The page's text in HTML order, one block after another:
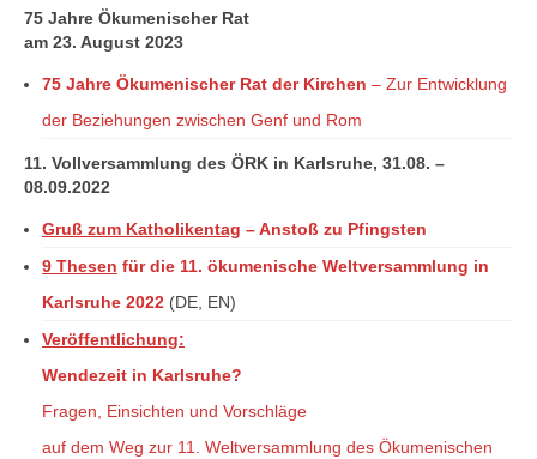
75 Jahre Ökumenischer Rat
am 23. August 2023
75 Jahre Ökumenischer Rat der Kirchen – Zur Entwicklung
der Beziehungen zwischen Genf und Rom
11. Vollversammlung des ÖRK in Karlsruhe, 31.08. –
08.09.2022
Gruß zum Katholikentag – Anstoß zu Pfingsten
9 Thesen für die 11. ökumenische Weltversammlung in
Karlsruhe 2022 (DE, EN)
Veröffentlichung:
Wendezeit in Karlsruhe?
Fragen, Einsichten und Vorschläge
auf dem Weg zur 11. Weltversammlung des Ökumenischen